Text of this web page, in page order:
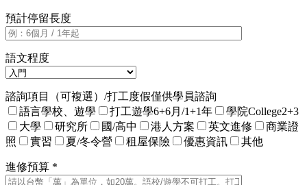
預計停留長度
語文程度
諮詢項目（可複選）/打工度假僅供學員諮詢
語言學校、遊學
打工遊學6+6月/1+1年
學院College2+3
大學
研究所 國/高中 港人方案 英文進修
商業證
照
實習 夏/冬令營 租屋保險 優惠資訊 其他
進修預算 *